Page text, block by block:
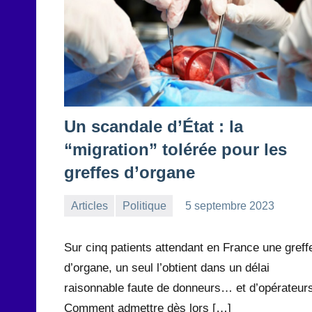
Un scandale d’État : la
“migration” tolérée pour les
greffes d’organe
Articles Politique
5 septembre 2023
Sur cinq patients attendant en France une
d’organe, un seul l’obtient dans un délai
raisonnable faute de donneurs… et
Comment admettre dès lors […]